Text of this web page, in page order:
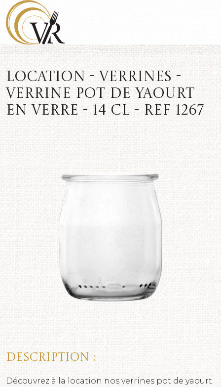
Location - Verrines -
Verrine pot de yaourt
en verre - 14 cl - REF 1267
Description :
Découvrez à la location nos verrines pot de yaourt.